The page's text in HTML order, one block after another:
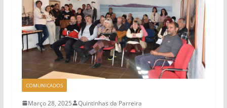
COMUNICADOS
Março 28, 2025 Quintinhas da Parreira